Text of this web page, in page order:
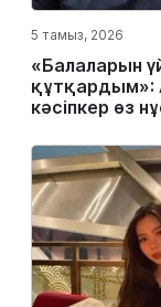
5 тамыз, 2026
«Балаларын
құтқардым»:
кәсіпкер өз